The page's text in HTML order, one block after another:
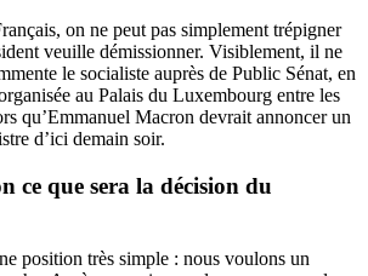
on ne peut pas simplement trépigner
veuille démissionner. Visiblement, il ne
le socialiste auprès de Public Sénat, en
au Palais du Luxembourg entre les
qu’Emmanuel Macron devrait annoncer un
d’ici demain soir.
ce que sera la décision du
position très simple : nous voulons un